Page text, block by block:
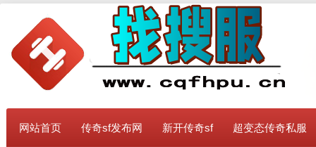
网站首页 传奇sf发布网 新开传奇sf 超变态传奇私服